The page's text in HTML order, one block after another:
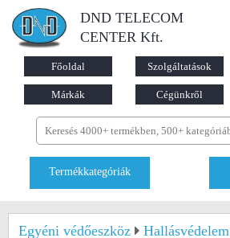
DND TELECOM
CENTER Kft.
Főoldal Szolgáltatások
Márkák Cégünkről
Termékkategóriák
Egyéni védőeszköz Hallásvédelem